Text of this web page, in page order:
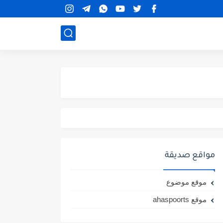
مواقع صديقة
موقع موضوع
موقع ahaspoorts